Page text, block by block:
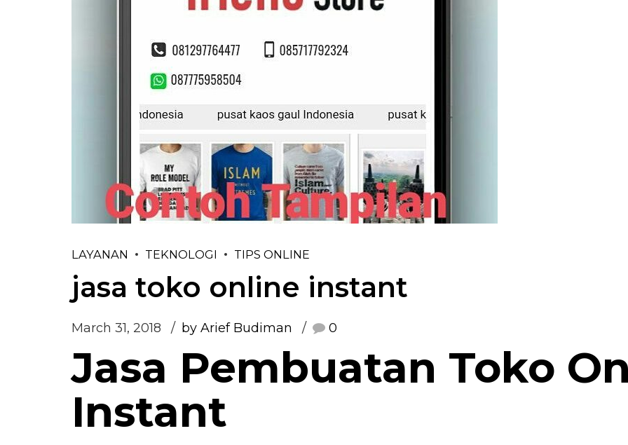
LAYANAN TEKNOLOGI TIPS ONLINE
jasa toko online instant
March 31, 2018 by Arief Budiman 0
Jasa Pembuatan Toko
Instant